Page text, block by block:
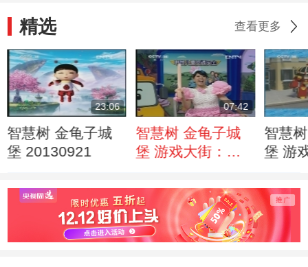
精选 查看更多
23:06
智慧树 金龟子城
堡 20130921
07:42
智慧树 金龟子城
堡 游戏大街：下
举高一点
20130914
智慧
堡 游